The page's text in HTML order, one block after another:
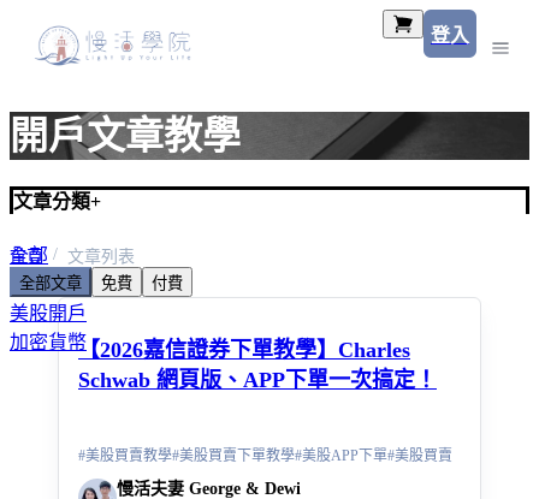
登入
開戶文章教學
文章分類+
全部
美股入門
美股開戶
加密貨幣
首頁
文章列表
全部文章
免費 付費
【2026嘉信證券下單教學】Charles
Schwab 網頁版、APP下單一次搞定！
#美股買賣教學#美股買賣下單教學#美股APP下單#美股買賣
慢活夫妻 George & Dewi